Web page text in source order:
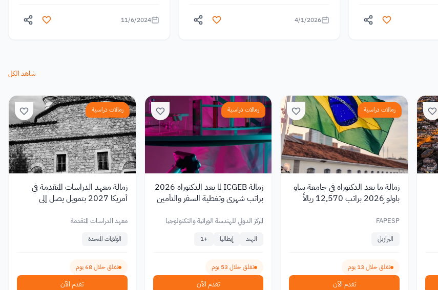
4/1/2026
11/6/2024
شاهد الكل
زمالات دراسية
زمالة ما بعد الدكتوراه في جامعة ساو
باولو 2026 براتب 12,570 ريالاً
FAPESP
البرازيل
تغلق خلال 13 يوم
تقدم الآن
زمالات دراسية
زمالة ICGEB لما بعد الدكتوراه 2026
براتب شهري وتغطية السفر والتأمين
المركز الدولي للهندسة الوراثية والتكنولوجيا
الهند إيطاليا +
1
تغلق خلال 53 يوم
تقدم الآن
زمالات دراسية
زمالة معهد الدراسات المتقدمة في
أمريكا 2027 بتمويل يصل إلى
معهد الدراسات المتقدمة
الولايات المتحدة
تغلق خلال 68 يوم
تقدم الآن